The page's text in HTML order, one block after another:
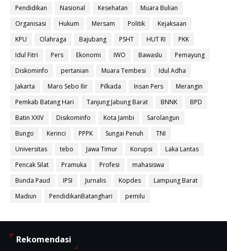
Pendidikan
Nasional Kesehatan
Muara Bulian
Organisasi
Hukum Mersam Politik
Kejaksaan
KPU
Olahraga Bajubang PSHT HUT RI
PKK
Idul Fitri
Pers Ekonomi IWO Bawaslu
Pemayung
Diskominfo
pertanian Muara Tembesi
Idul Adha
Jakarta
Maro Sebo Ilir Pilkada Insan Pers
Merangin
Pemkab Batang Hari
Tanjung Jabung Barat BNNK
BPD
Batin XXIV
Disikominfo Kota Jambi
Sarolangun
Bungo
Kerinci PPPK Sungai Penuh
TNI
Universitas
tebo Jawa Timur Korupsi
Laka Lantas
Pencak Silat
Pramuka Profesi
mahasiswa
Bunda Paud
IPSI Jurnalis Kopdes
Lampung Barat
Madiun
PendidikanBatanghari pemilu
Rekomendasi